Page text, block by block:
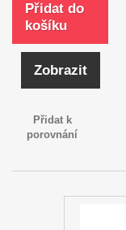
Přidat do
košíku
Zobrazit
Přidat k
porovnání